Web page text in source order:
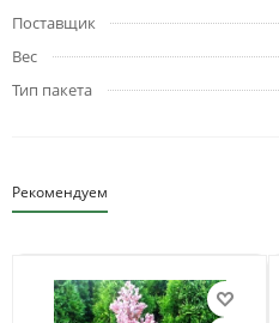
Поставщик
Вес
Тип пакета
Рекомендуем